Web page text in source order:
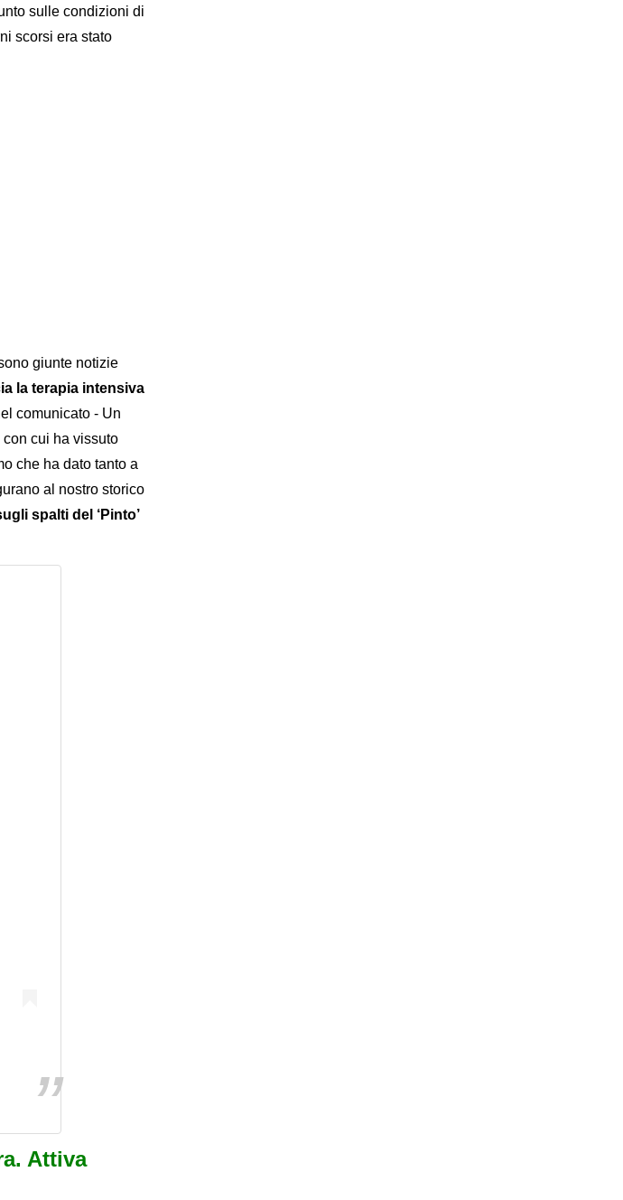
sulle condizioni di
scorsi era stato
giunte notizie
la terapia intensiva
comunicato - Un
cui ha vissuto
che ha dato tanto a
al nostro storico
spalti del ‘Pinto’
Attiva